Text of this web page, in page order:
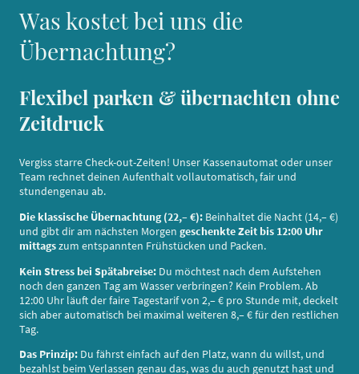
Was kostet bei uns die
Übernachtung?
Flexibel parken & übernachten ohne
Zeitdruck
Vergiss starre Check-out-Zeiten! Unser Kassenautomat oder unser
Team rechnet deinen Aufenthalt vollautomatisch, fair und
stundengenau ab.
Die klassische Übernachtung (22,– €): Beinhaltet die Nacht (14,– €)
und gibt dir am nächsten Morgen geschenkte Zeit bis 12:00 Uhr
mittagszum entspannten Frühstücken und Packen.
Kein Stress bei Spätabreise: Du möchtest nach dem Aufstehen
noch den ganzen Tag am Wasser verbringen? Kein Problem. Ab
12:00 Uhr läuft der faire Tagestarif von 2,– € pro Stunde mit, deckelt
sich aber automatisch bei maximal weiteren 8,– € für den restlichen
Tag.
Das Prinzip: Du fährst einfach auf den Platz, wann du willst, und
bezahlst beim Verlassen genau das, was du auch genutzt hast und